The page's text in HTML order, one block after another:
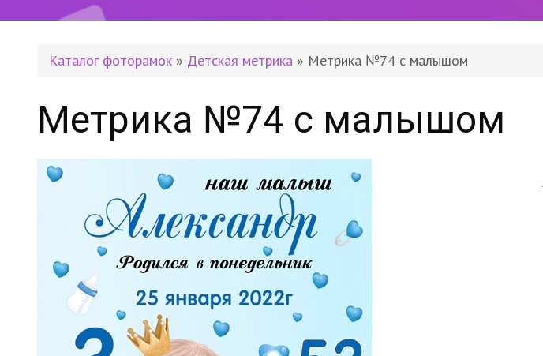
Каталог фоторамок » Детская метрика » Метрика №74 с малышом
Метрика №74 с малышом